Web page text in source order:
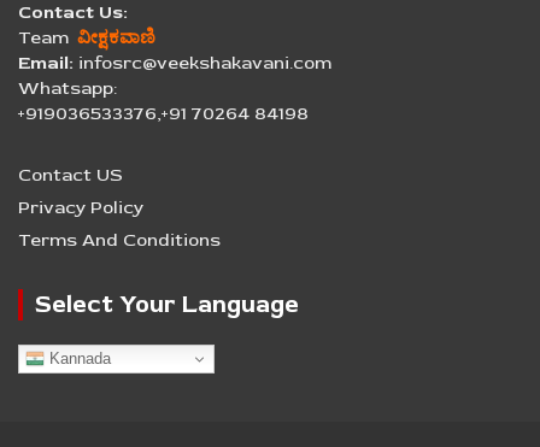
Contact Us:
Team ವೀಕ್ಷಕವಾಣಿ
Email: infosrc@veekshakavani.com
Whatsapp:
+919036533376,+91 70264 84198
Contact US
Privacy Policy
Terms And Conditions
Select Your Language
Kannada